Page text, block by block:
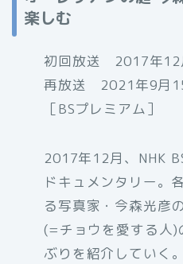
楽しむ
初回放送 2017年12
再放送 2021年9月
［BSプレミアム］
2017年12月、NHK
ドキュメンタリー。
る写真家・今森光彦
(=チョウを愛する人)
ぶりを紹介していく。